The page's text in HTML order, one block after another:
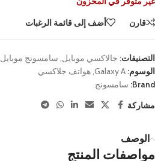
قارن
أضف إلى قائمة الرغبات
التصنيفات: جالاكسي موبايل, سامسونج موبايل
الوسوم: Galaxy A
,هواتف جلاكسي
Brand: سامسونج
مشاركة
الوصف
مواصفات المنتج